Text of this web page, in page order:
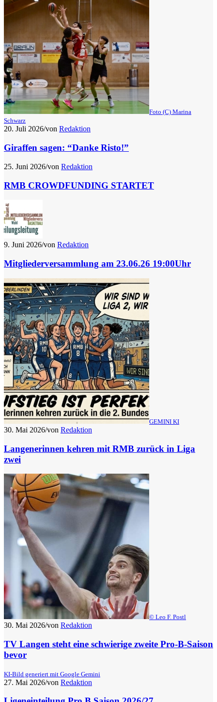
Foto (C) Marina
Schwarz
20. Juli 2026/von Redaktion
Giraffen sagen: “Danke Risto!”
25. Juni 2026/von Redaktion
RMB CROWDFUNDING STARTET
9. Juni 2026/von Redaktion
Mitgliederversammlung am 23.06.26 19:00Uhr
GEMINI KI
30. Mai 2026/von Redaktion
Langenerinnen kehren mit RMB zurück in Liga
zwei
© Leo F. Postl
30. Mai 2026/von Redaktion
TV Langen steht eine schwierige zweite Pro-B-Saison
bevor
KI-Bild generiert mit Google Gemini
27. Mai 2026/von Redaktion